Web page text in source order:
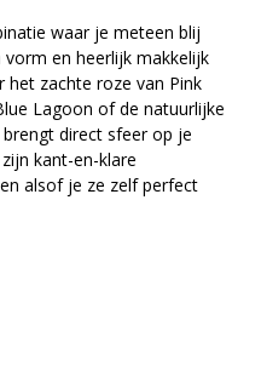
waar je meteen blij
en heerlijk makkelijk
zachte roze van Pink
Lagoon of de natuurlijke
direct sfeer op je
kant-en-klare
alsof je ze zelf perfect